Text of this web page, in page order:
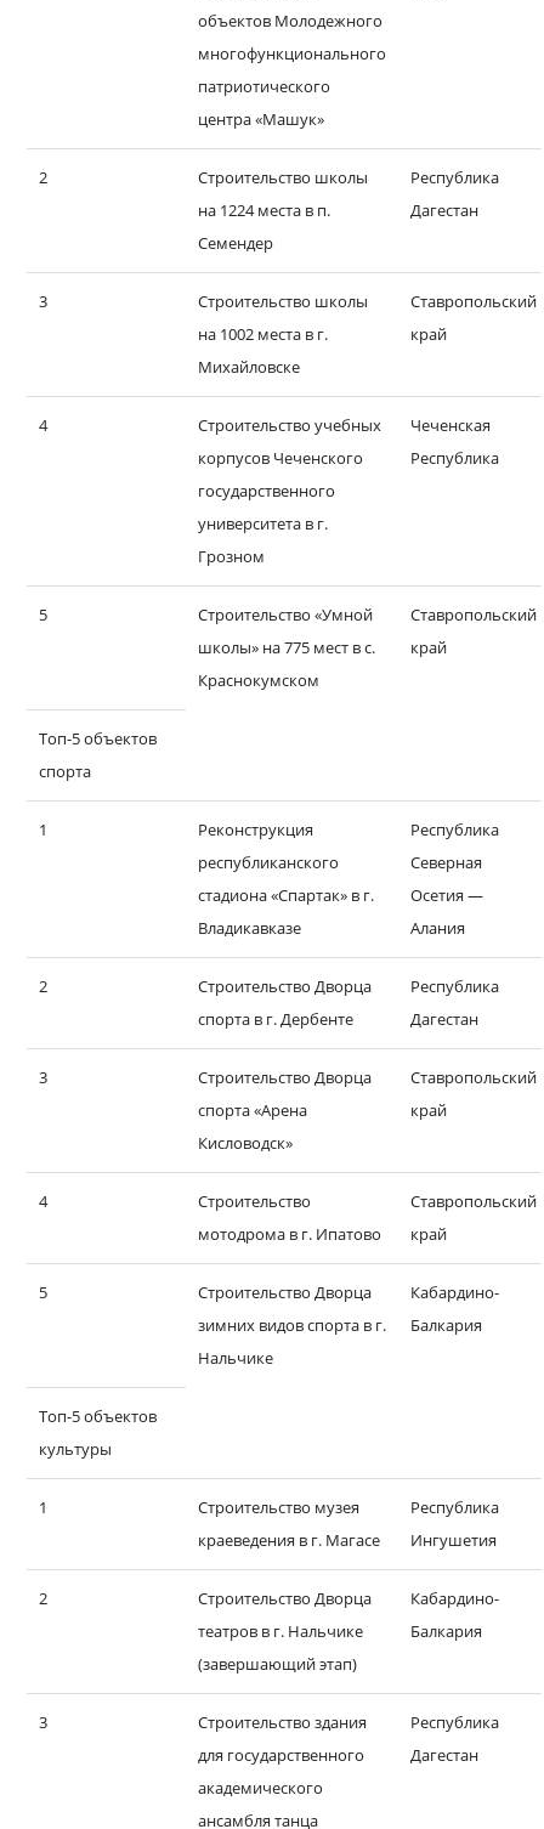
объектов Молодежного
многофункционального
патриотического
центра «Машук»
2
Строительство школы
на 1224 места в п.
Семендер
Республика
Дагестан
3
Строительство школы
на 1002 места в г.
Михайловске
Ставропольский
край
4
Строительство учебных
корпусов Чеченского
государственного
университета в г.
Грозном
Чеченская
Республика
5
Строительство «Умной
школы» на 775 мест в с.
Краснокумском
Ставропольский
край
Топ-5 объектов
спорта
1
Реконструкция
республиканского
стадиона «Спартак» в г.
Владикавказе
Республика
Северная
Осетия —
Алания
2
Строительство Дворца
спорта в г. Дербенте
Республика
Дагестан
3
Строительство Дворца
спорта «Арена
Кисловодск»
Ставропольский
край
4
Строительство
мотодрома в г. Ипатово
Ставропольский
край
5
Строительство Дворца
зимних видов спорта в г.
Нальчике
Кабардино-
Балкария
Топ-5 объектов
культуры
1
Строительство музея
краеведения в г. Магасе
Республика
Ингушетия
2
Строительство Дворца
театров в г. Нальчике
(завершающий этап)
Кабардино-
Балкария
3
Строительство здания
для государственного
академического
ансамбля танца
Республика
Дагестан